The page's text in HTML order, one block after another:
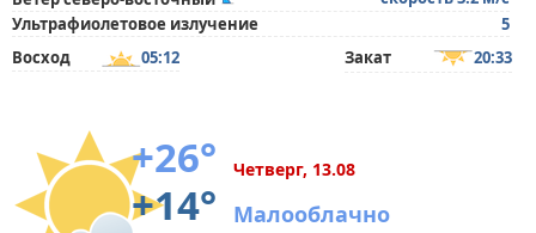
Ультрафиолетовое излучение
5
Восход
05:12 Закат 20:33
+26°
+14°
Четверг, 13.08
Малооблачно